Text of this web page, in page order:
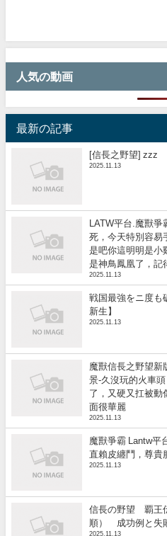
人気の動画
最新の記事
[信長之野望] zzz
2025.11.13
LATW平台.魔獸
死，今天特別容易
是吧你這明明是小
是神鳥鳳凰了，記
2025.11.13
戦国最強をニ度も
新生】
2025.11.13
魔獸信長之野望新
景-久沒玩的火車
了，又硬又扛被動
面很華麗
2025.11.13
魔獸爭霸 Lantw平
直賴皮纏鬥，尊貴
2025.11.13
信長の野望 覇王
順） 成功例と失
2025.11.13